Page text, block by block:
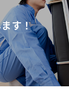
す！